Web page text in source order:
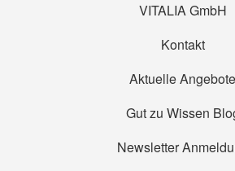
VITALIA GmbH
Kontakt
Aktuelle Angebote
Gut zu Wissen
Newsletter